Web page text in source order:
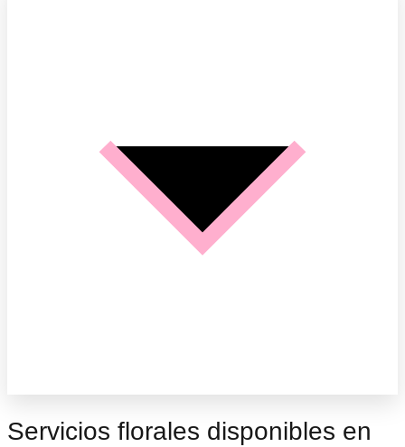
Servicios florales disponibles en